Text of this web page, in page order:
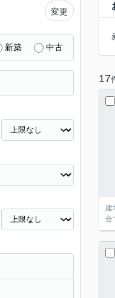
17
建
合
変更
新築 中古